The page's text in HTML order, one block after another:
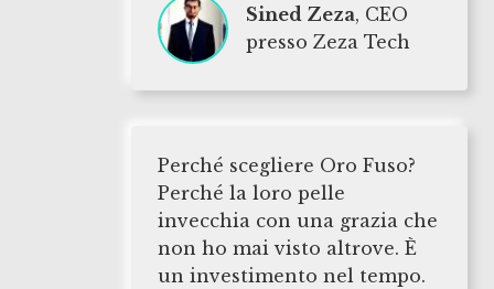
Sined Zeza, CEO
presso Zeza Tech
Perché scegliere Oro Fuso?
Perché la loro pelle
invecchia con una grazia che
non ho mai visto altrove. È
un investimento nel tempo.